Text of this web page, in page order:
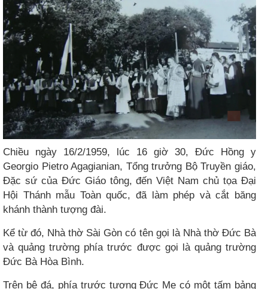
Chiều ngày 16/2/1959, lúc 16 giờ 30, Đức Hồng y
Georgio Pietro Agagianian, Tổng trưởng Bộ Truyền giáo,
Đặc sứ của Đức Giáo tông, đến Việt Nam chủ tọa Đại
Hội Thánh mẫu Toàn quốc, đã làm phép và cắt băng
khánh thành tượng đài.
Kể từ đó, Nhà thờ Sài Gòn có tên gọi là Nhà thờ Đức Bà
và quảng trường phía trước được gọi là quảng trường
Đức Bà Hòa Bình.
Trên bệ đá, phía trước tượng Đức Mẹ có một tấm bảng